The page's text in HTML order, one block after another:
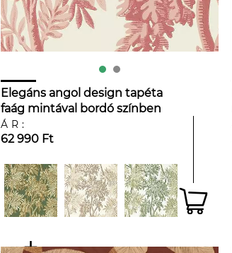
Elegáns angol design tapéta
faág mintával bordó színben
ÁR:
62 990 Ft